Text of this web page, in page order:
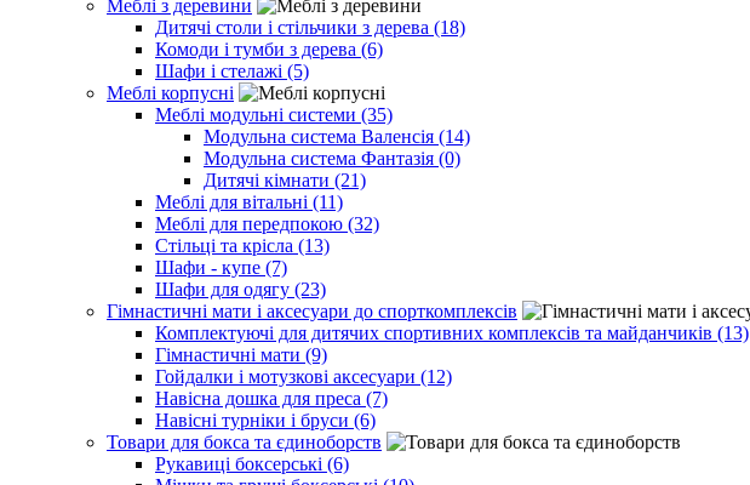
Меблі з деревини
Дитячі столи і стільчики з дерева (18)
Комоди і тумби з дерева (6)
Шафи і стелажі (5)
Меблі корпусні
Меблі модульні системи (35)
Модульна система Валенсія (14)
Модульна система Фантазія (0)
Дитячі кімнати (21)
Меблі для вітальні (11)
Меблі для передпокою (32)
Стільці та крісла (13)
Шафи - купе (7)
Шафи для одягу (23)
Гімнастичні мати і аксесуари до спорткомплексів
Комплектуючі для дитячих спортивних комплексів та майданчиків (13)
Гімнастичні мати (9)
Гойдалки і мотузкові аксесуари (12)
Навісна дошка для преса (7)
Навісні турніки і бруси (6)
Товари для бокса та єдиноборств
Рукавиці боксерські (6)